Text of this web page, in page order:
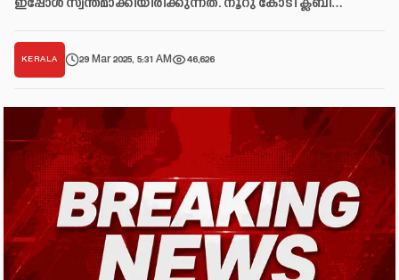
ഇപ്പോൾ സ്വന്തമാക്കിയിരിക്കുന്നത്. നൂറു കോടി ക്ലബി…
KERALA 29 Mar 2025, 5:31 AM 46,626